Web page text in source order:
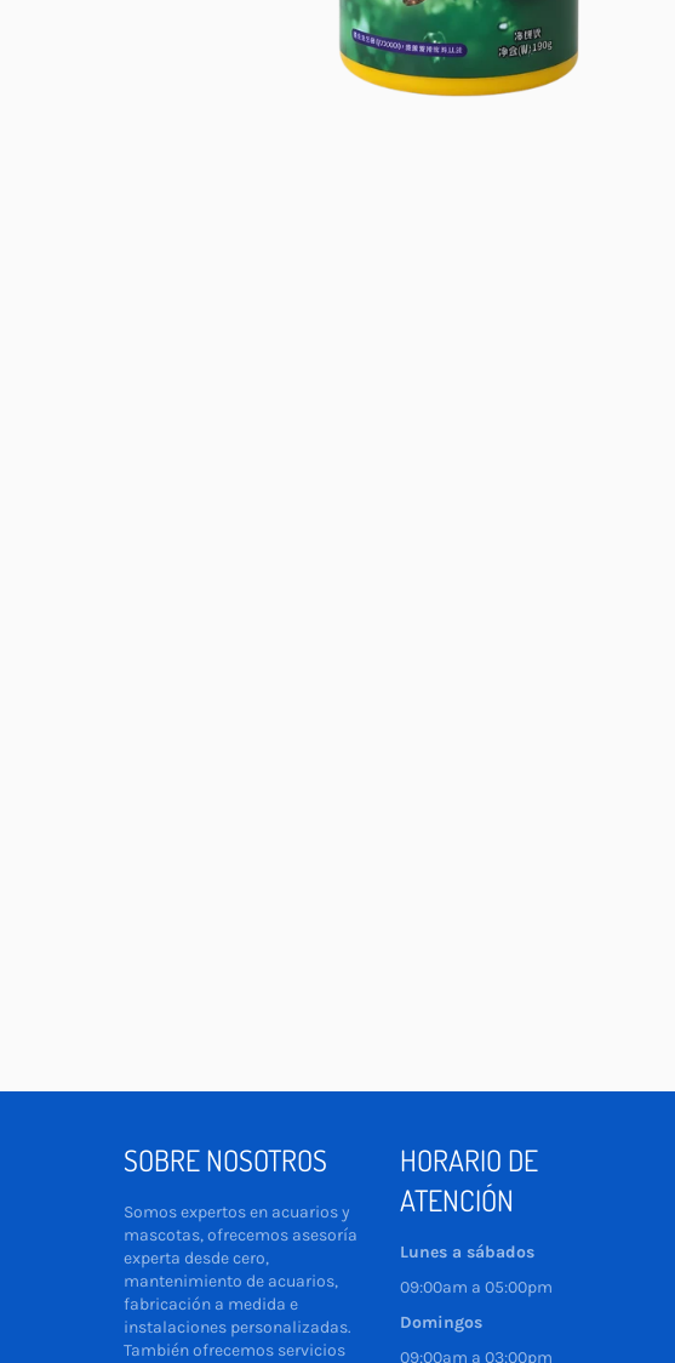
SOBRE NOSOTROS
Somos expertos en acuarios y
mascotas, ofrecemos asesoría
experta desde cero,
mantenimiento de acuarios,
fabricación a medida e
instalaciones personalizadas.
También ofrecemos servicios
HORARIO DE
ATENCIÓN
Lunes a sábados
09:00am a 05:00pm
Domingos
09:00am a 03:00pm